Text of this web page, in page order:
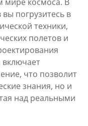
погрузитесь в
техники,
полетов и
что позволит
знания, но и
над реальными